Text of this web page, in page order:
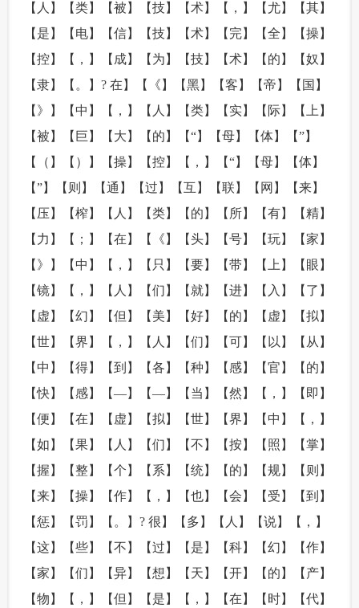
【人】【类】【被】【技】【术】【，】【尤】【其】
【是】【电】【信】【技】【术】【完】【全】【操】
【控】【，】【成】【为】【技】【术】【的】【奴】
【隶】【。】? 在】【《】【黑】【客】【帝】【国】
【》】【中】【，】【人】【类】【实】【际】【上】
【被】【巨】【大】【的】【“】【母】【体】【”】
【（】【）】【操】【控】【，】【“】【母】【体】
【”】【则】【通】【过】【互】【联】【网】【来】
【压】【榨】【人】【类】【的】【所】【有】【精】
【力】【；】【在】【《】【头】【号】【玩】【家】
【》】【中】【，】【只】【要】【带】【上】【眼】
【镜】【，】【人】【们】【就】【进】【入】【了】
【虚】【幻】【但】【美】【好】【的】【虚】【拟】
【世】【界】【，】【人】【们】【可】【以】【从】
【中】【得】【到】【各】【种】【感】【官】【的】
【快】【感】【—】【—】【当】【然】【，】【即】
【便】【在】【虚】【拟】【世】【界】【中】【，】
【如】【果】【人】【们】【不】【按】【照】【掌】
【握】【整】【个】【系】【统】【的】【规】【则】
【来】【操】【作】【，】【也】【会】【受】【到】
【惩】【罚】【。】? 很】【多】【人】【说】【，】
【这】【些】【不】【过】【是】【科】【幻】【作】
【家】【们】【异】【想】【天】【开】【的】【产】
【物】【，】【但】【是】【，】【在】【时】【代】